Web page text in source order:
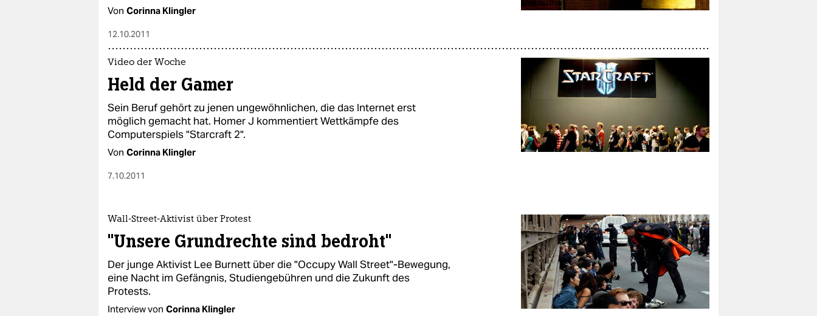
Von Corinna Klingler
12.10.2011
Video der Woche
Held der Gamer
Sein Beruf gehört zu jenen ungewöhnlichen, die das Internet erst
möglich gemacht hat. Homer J kommentiert Wettkämpfe des
Computerspiels "Starcraft 2".
Von Corinna Klingler
7.10.2011
Wall-Street-Aktivist über Protest
"Unsere Grundrechte sind bedroht"
Der junge Aktivist Lee Burnett über die "Occupy Wall Street"-Bewegung,
eine Nacht im Gefängnis, Studiengebühren und die Zukunft des
Protests.
Interview von Corinna Klingler